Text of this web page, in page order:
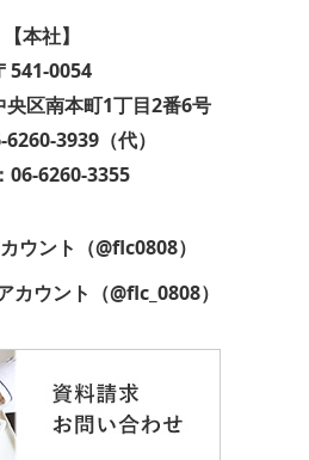
【本社】
541-0054
央区南本町1丁目2番6号
3939（代）
06-6260-3355
ウント（@flc0808）
カウント（@flc_0808）